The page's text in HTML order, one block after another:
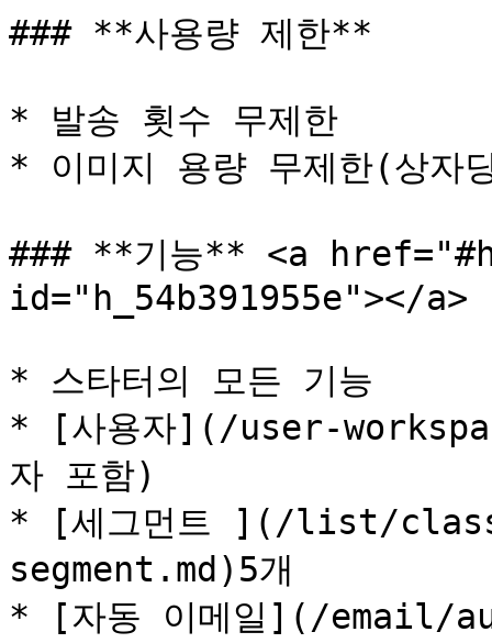
### **사용량 제한**
* 발송 횟수 무제한
* 이미지 용량 무제한(상자
### **기능** <a
id="h_54b391955e"></a>
* 스타터의 모든 기능
* [사용자](/user-
자 포함)
* [세그먼트 ](/list/
segment.md)5개
* [자동 이메일](/email/